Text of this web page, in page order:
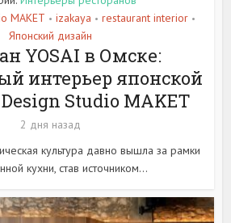
MAKET • izakaya • restaurant interior •
Японский дизайн
YOSAI в Омске:
интерьер японской
Studio MAKET
2 дня назад
культура давно вышла за рамки
кухни, став источником...